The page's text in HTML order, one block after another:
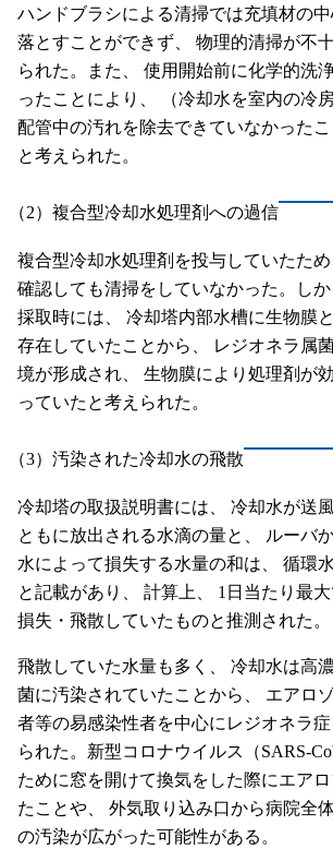
ハンドブラシによる清掃では充填材の
落とすことができず、 物理的清掃が不
られた。また、 使用開始前に化学的洗
ったことにより、 （冷却水を室内の冷
配管中の汚れを除去できていなかった
と考えられた。
（2）複合型冷却水処理剤への過信
複合型冷却水処理剤を投与していたた
確認しても清掃をしていなかった。し
採取時には、 冷却塔内部水槽に生物膜
存在していたことから、 レジオネラ属
境が形成され、 生物膜により処理剤が
っていたと考えられた。
（3）汚染された冷却水の飛散
冷却塔の取扱説明書には、 冷却水が送
ともに放出される水滴の量と、 ルーバ
水によって損失する水量の和は、 循環
と記載があり、 計算上、 1日当たり最
損失・飛散していたものと推測された。
飛散していた水量も多く、 冷却水は高
菌に汚染されていたことから、 エアロ
者等の易感染性者を中心にレジオネラ
られた。新型コロナウイルス（SARS-
ために窓を開けて換気をした際にエア
たことや、 外気取り込み口から病院全
の汚染が広がった可能性がある。